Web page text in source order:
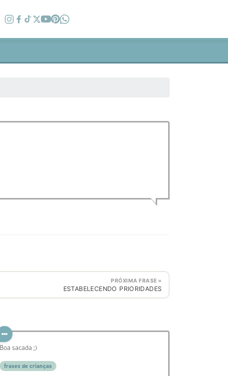
PRÓXIMA FRASE »
ESTABELECENDO PRIORIDADES
Boa sacada ;)
frases de crianças